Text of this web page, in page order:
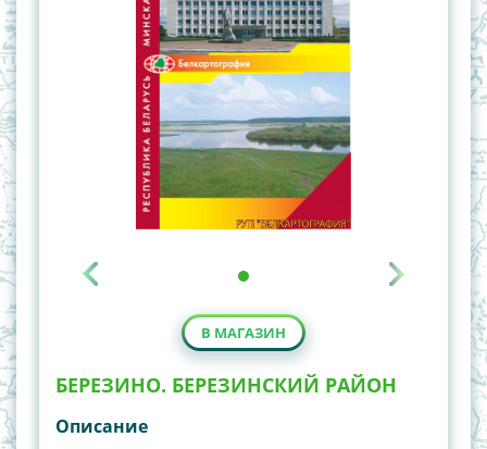
В МАГАЗИН
БЕРЕЗИНО. БЕРЕЗИНСКИЙ РАЙОН
Описание